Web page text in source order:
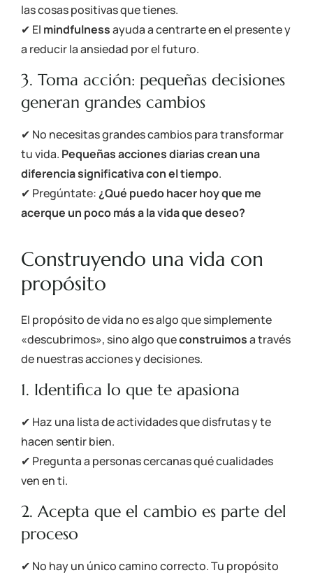
las cosas positivas que tienes.
✔ El mindfulnessayuda a centrarte en el presente y
a reducir la ansiedad por el futuro.
3. Toma acción: pequeñas decisiones
generan grandes cambios
✔ No necesitas grandes cambios para transformar
tu vida. Pequeñas acciones diarias crean una
diferencia significativa con el tiempo.
✔ Pregúntate:¿Qué puedo hacer hoy que me
acerque un poco más a la vida que deseo?
Construyendo una vida con
propósito
El propósito de vida no es algo que simplemente
«descubrimos», sino algo queconstruimosa través
de nuestras acciones y decisiones.
1. Identifica lo que te apasiona
✔ Haz una lista de actividades que disfrutas y te
hacen sentir bien.
✔ Pregunta a personas cercanas qué cualidades
ven en ti.
2. Acepta que el cambio es parte del
proceso
✔ No hay un único camino correcto. Tu propósito